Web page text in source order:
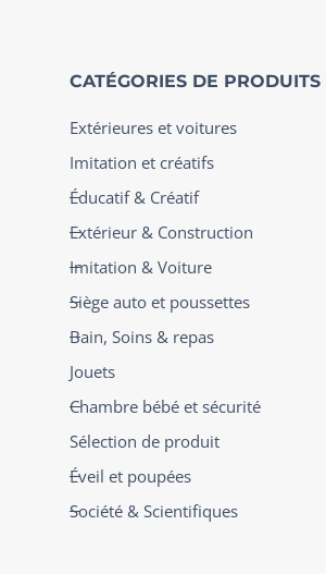
CATÉGORIES DE PRODUITS
Extérieures et voitures
Imitation et créatifs
Éducatif & Créatif
Extérieur & Construction
Imitation & Voiture
Siège auto et poussettes
Bain, Soins & repas
Jouets
Chambre bébé et sécurité
Sélection de produit
Éveil et poupées
Société & Scientifiques